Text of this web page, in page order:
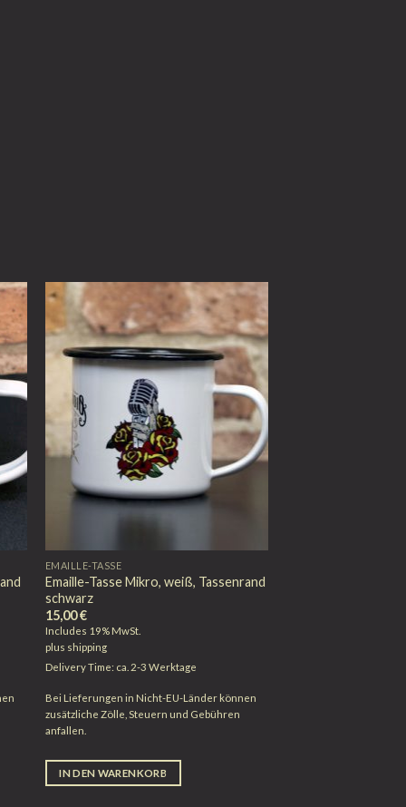
EMAILLE-TASSE
Emaille-Tasse Mikro, weiß, Tassenrand
schwarz
15,00€
Includes 19% MwSt.
plus shipping
Delivery Time: ca. 2-3 Werktage
Bei Lieferungen in Nicht-EU-Länder können
zusätzliche Zölle, Steuern und Gebühren
anfallen.
IN DEN WARENKORB